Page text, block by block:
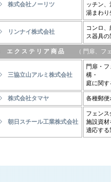
式会社ノーリツ
ッチン
湯まわり
ンナイ株式会社
コンロ
ス器具
エ ク ス テ リ ア 商 品 （ 門扉、フェ
協立山アルミ株式会社
門扉・
構・
庭に関
式会社タマヤ 各種郵便
日スチール工業株式会社
フェン
施設資材
適応する